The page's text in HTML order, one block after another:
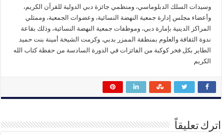
وسيدات السلك الدبلوماسي، ومنظمي جائزة دبي الدولية للقرآن الكريم،
وأعضاء مجلس إدارة جمعية النهضة النسائية، وعضوات الجمعية، وممثلي
المراكز الدينية بإمارة دبي، وموظفات جمعية النهضة النسائية، وذلك بقاعة
ندوة الثقافة والعلوم بمنطقة الممزر بدبي. وكرمت الشيخة أمينة بنت حميد
الطاير بكل فخر كوكبة من الفائزات في الدورة السادسة من حفظة كتاب الله
الكريم
اترك تعليقاً